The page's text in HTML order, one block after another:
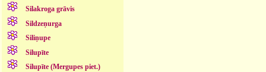
Silakroga grāvis
Sildzeņurga
Siliņupe
Silupīte
Silupīte (Mergupes piet.)